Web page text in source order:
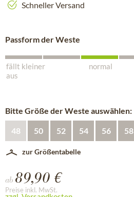
Schneller Versand
Passform der Weste
fällt kleiner
aus
normal
Bitte Größe der Weste auswählen:
48 50 52 54 56 58
zur Größentabelle
ab 89,90 €
Preise inkl. MwSt.